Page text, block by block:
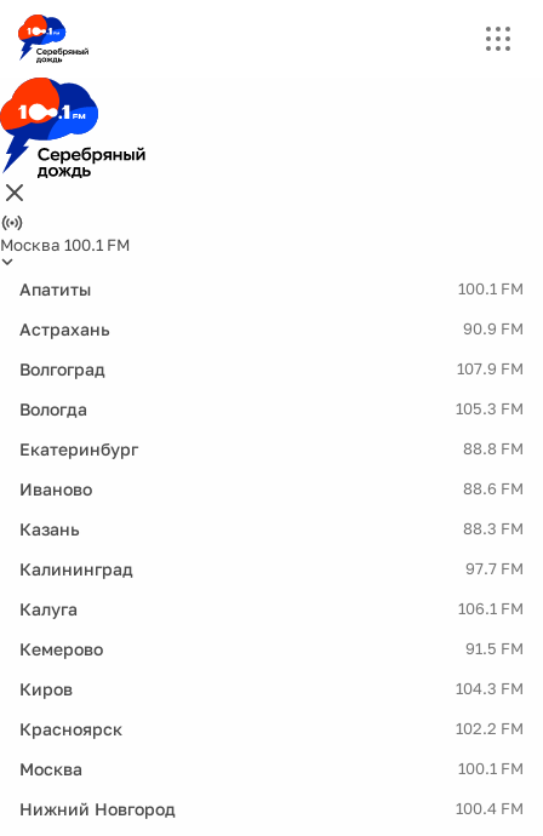
Москва 100.1 FM
Апатиты 100.1 FM
Астрахань 90.9 FM
Волгоград 107.9 FM
Вологда 105.3 FM
Екатеринбург 88.8 FM
Иваново 88.6 FM
Казань 88.3 FM
Калининград 97.7 FM
Калуга 106.1 FM
Кемерово 91.5 FM
Киров 104.3 FM
Красноярск 102.2 FM
Москва 100.1 FM
Нижний Новгород 100.4 FM